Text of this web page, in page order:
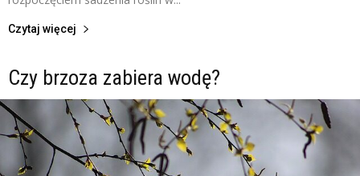
Czytaj więcej
Czy brzoza zabiera wodę?